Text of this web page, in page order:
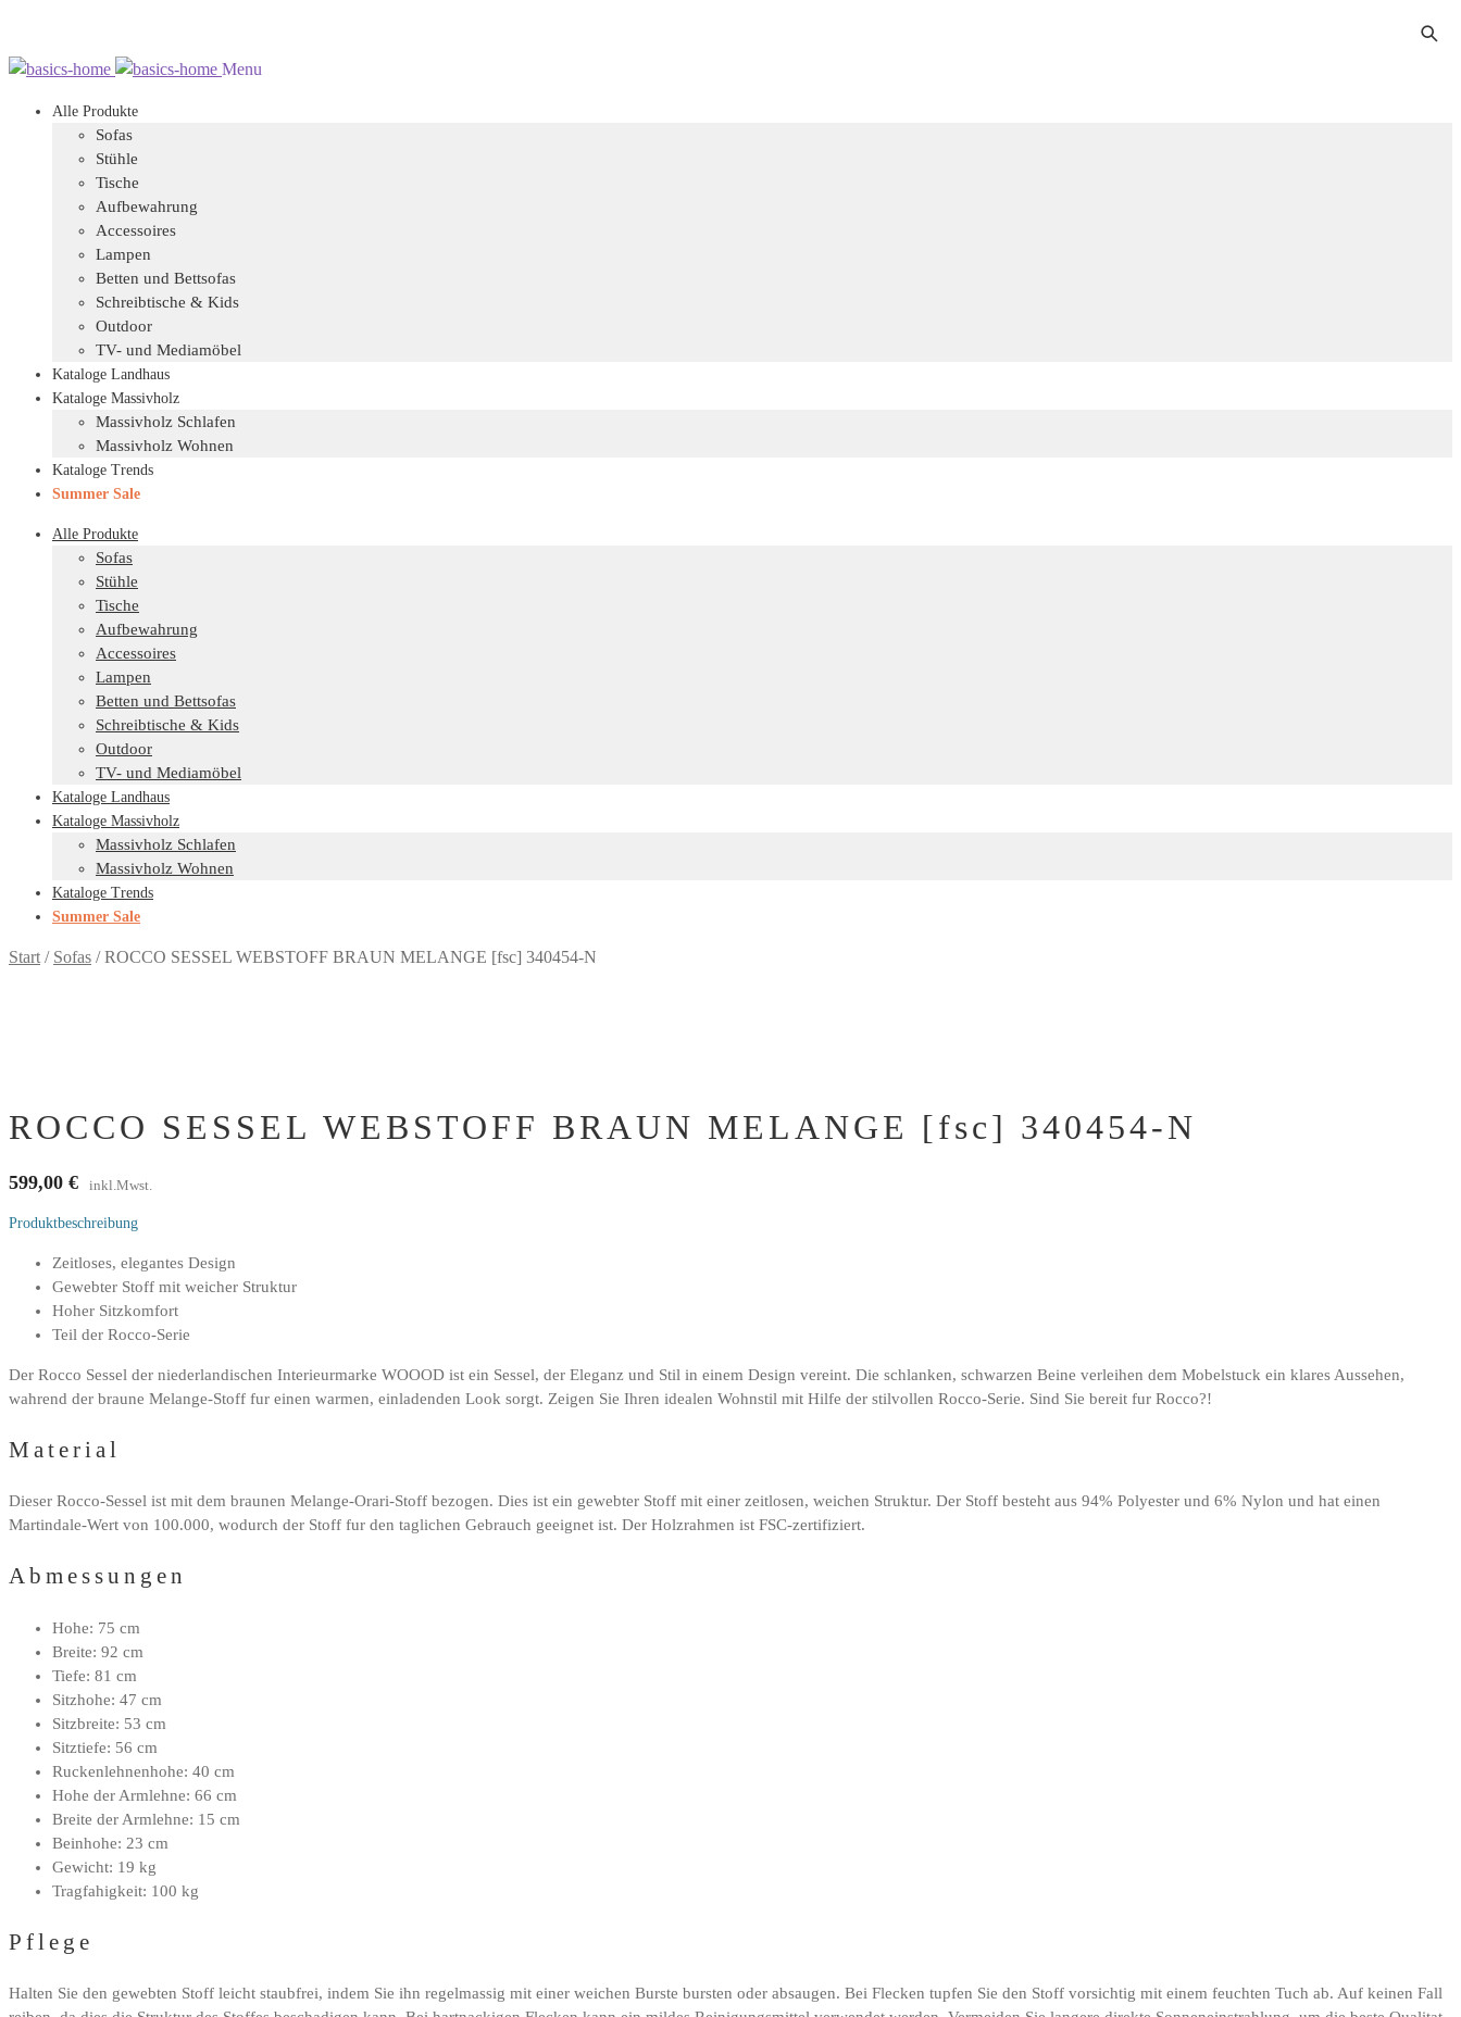
Zur
springen
Zum
springen
Menu
Alle Produkte
Sofas
Stühle
Tische
Aufbewahrung
Accessoires
Lampen
Betten und Bettsofas
Schreibtische & Kids
Outdoor
TV- und Mediamöbel
Kataloge Landhaus
Kataloge Massivholz
Massivholz Schlafen
Massivholz Wohnen
Kataloge Trends
Summer Sale
Alle Produkte
Sofas
Stühle
Tische
Aufbewahrung
Accessoires
Lampen
Betten und Bettsofas
Schreibtische & Kids
Outdoor
TV- und Mediamöbel
Kataloge Landhaus
Kataloge Massivholz
Massivholz Schlafen
Massivholz Wohnen
Kataloge Trends
Summer Sale
Start / Sofas /ROCCO SESSEL WEBSTOFF BRAUN MELANGE [fsc] 340454-N
ROCCO SESSEL WEBSTOFF BRAUN MELANGE [fsc] 340454-N
599,00 € inkl.Mwst.
Produktbeschreibung
Zeitloses, elegantes Design
Gewebter Stoff mit weicher Struktur
Hoher Sitzkomfort
Teil der Rocco-Serie
Der Rocco Sessel der niederlandischen Interieurmarke WOOOD ist ein Sessel, der Eleganz und Stil in einem Design vereint. Die schlanken, schwarzen Beine verleihen dem Mobelstuck ein klares Aussehen,
wahrend der braune Melange-Stoff fur einen warmen, einladenden Look sorgt. Zeigen Sie Ihren idealen Wohnstil mit Hilfe der stilvollen Rocco-Serie. Sind Sie bereit fur Rocco?!
Material
Dieser Rocco-Sessel ist mit dem braunen Melange-Orari-Stoff bezogen. Dies ist ein gewebter Stoff mit einer zeitlosen, weichen Struktur. Der Stoff besteht aus 94% Polyester und 6% Nylon und hat einen
Martindale-Wert von 100.000, wodurch der Stoff fur den taglichen Gebrauch geeignet ist. Der Holzrahmen ist FSC-zertifiziert.
Abmessungen
Hohe: 75 cm
Breite: 92 cm
Tiefe: 81 cm
Sitzhohe: 47 cm
Sitzbreite: 53 cm
Sitztiefe: 56 cm
Ruckenlehnenhohe: 40 cm
Hohe der Armlehne: 66 cm
Breite der Armlehne: 15 cm
Beinhohe: 23 cm
Gewicht: 19 kg
Tragfahigkeit: 100 kg
Pflege
Halten Sie den gewebten Stoff leicht staubfrei, indem Sie ihn regelmassig mit einer weichen Burste bursten oder absaugen. Bei Flecken tupfen Sie den Stoff vorsichtig mit einem feuchten Tuch ab. Auf keinen Fall